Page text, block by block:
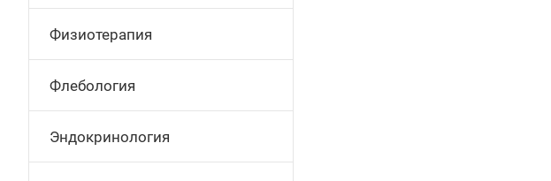
Физиотерапия
Флебология
Эндокринология